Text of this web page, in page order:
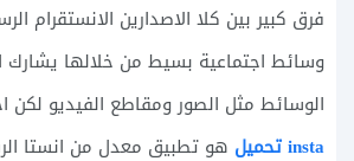
فرق كبير بين كلا الاصدارين الانستقرام
وسائط اجتماعية بسيط من خلالها
الوسائط مثل الصور ومقاطع الفيديو لكن
insta تحميل
هو تطبيق معدل من انستا